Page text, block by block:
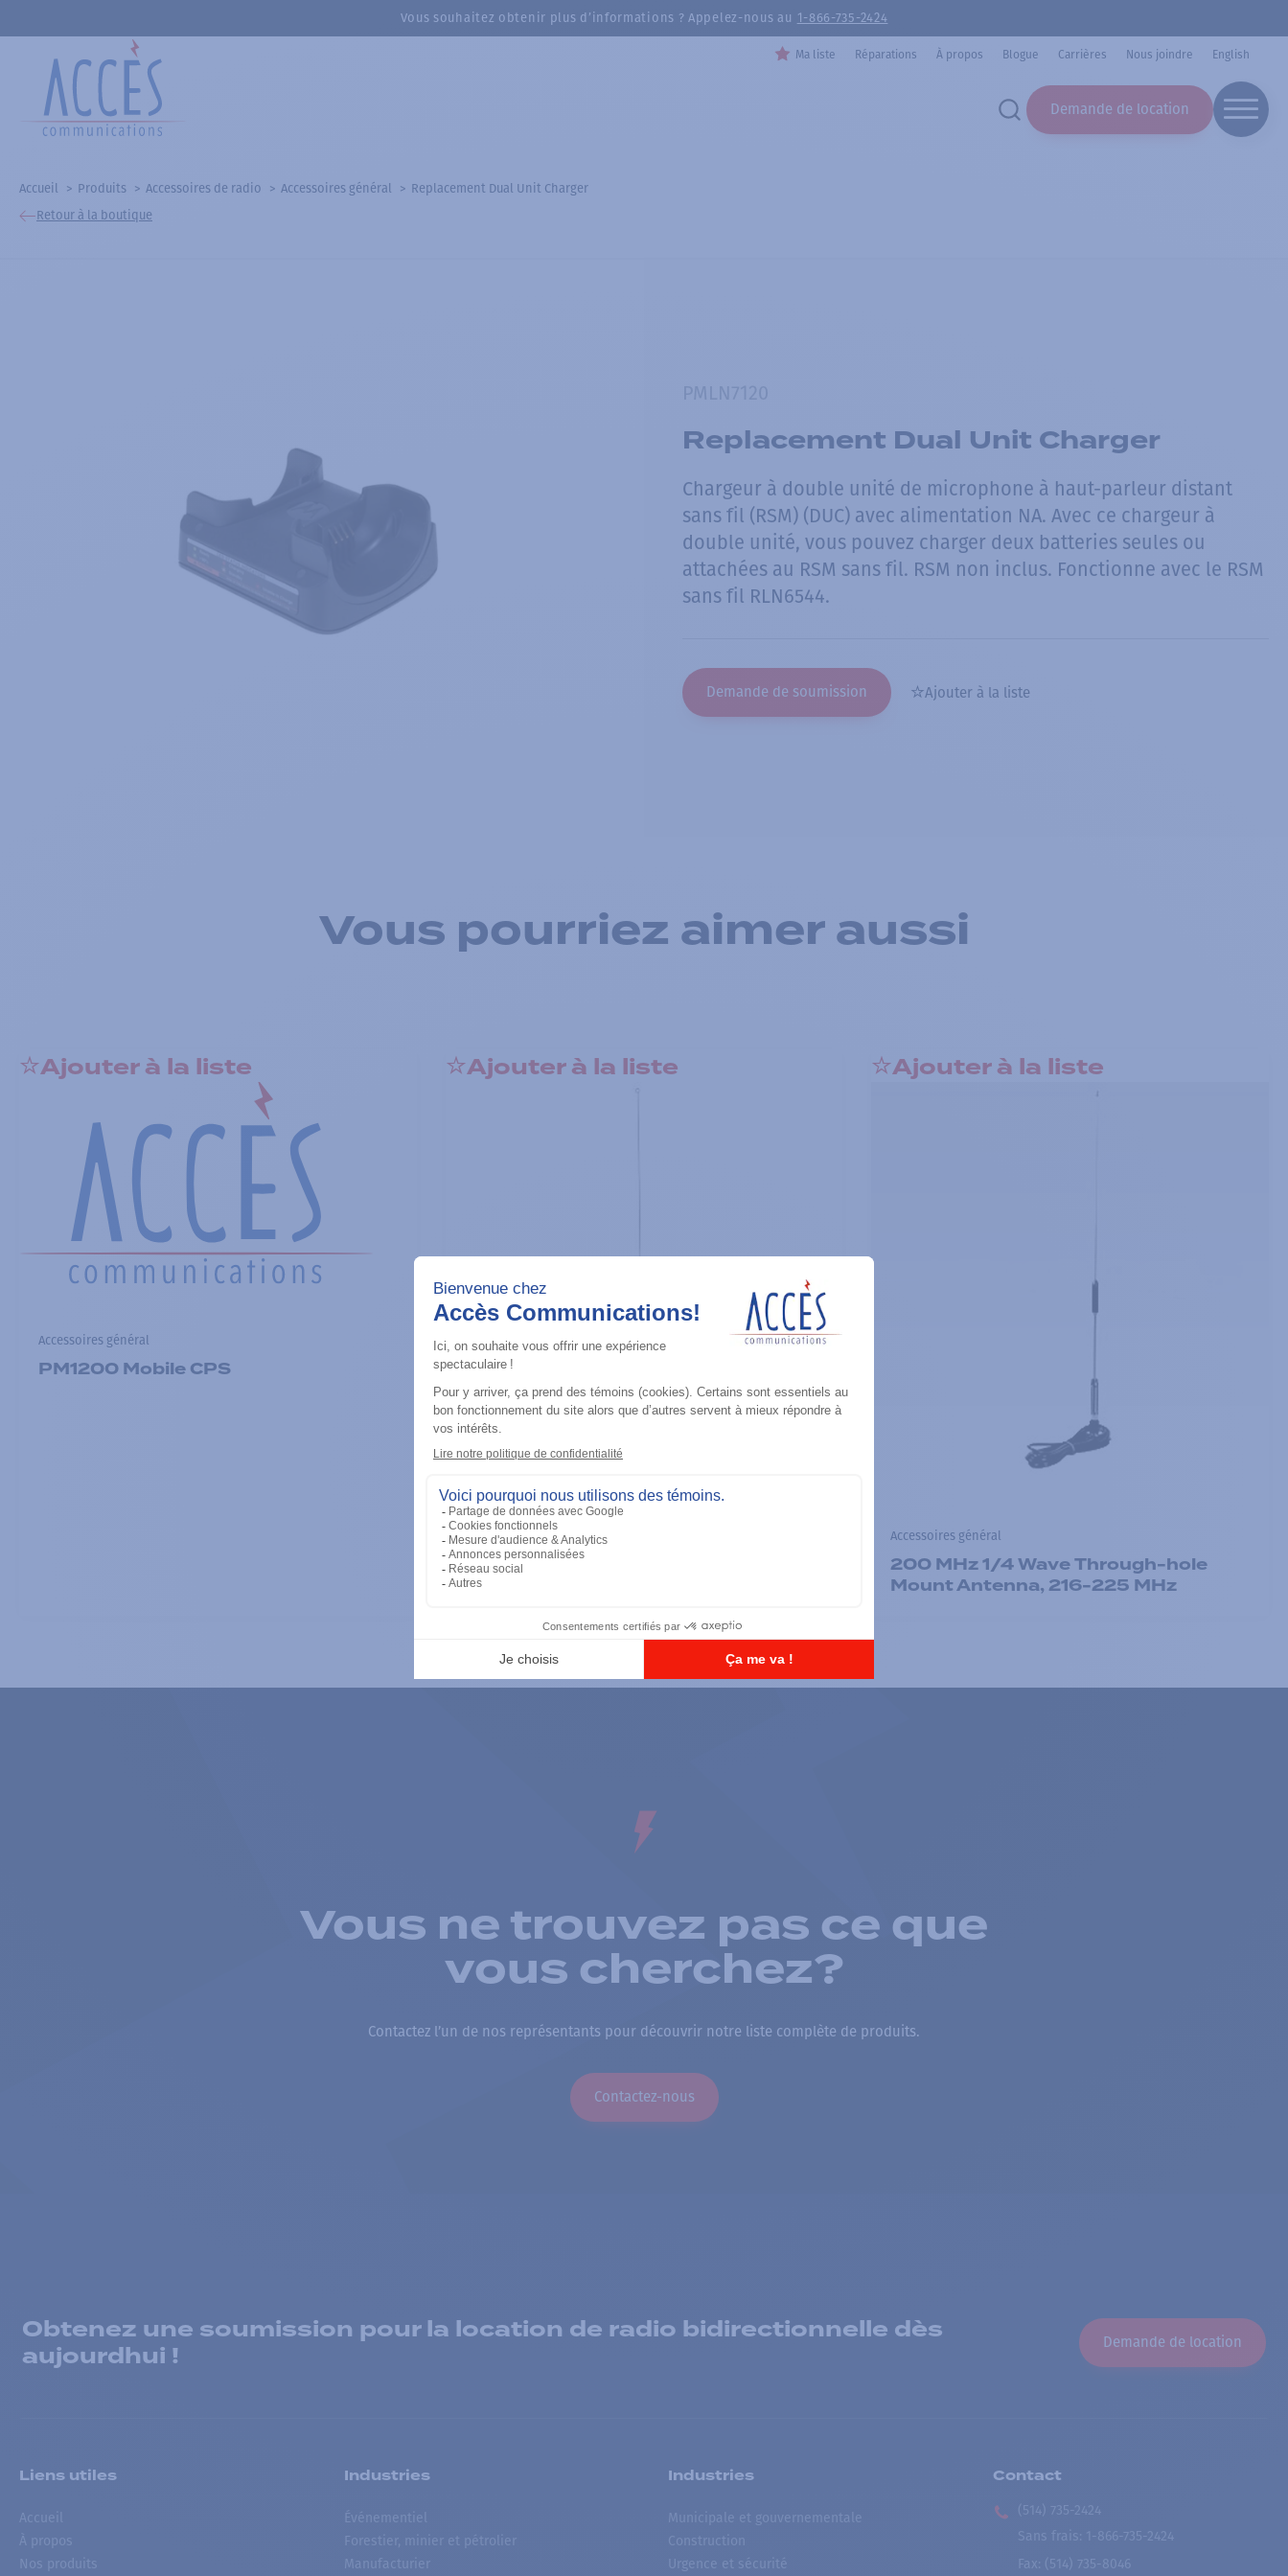
Vous souhaitez obtenir plus d’informations ? Appelez-nous au 1-866-735-2424
Ma liste Réparations À propos Blogue Carrières Nous joindre English
Demande de location
Accueil Produits Accessoires de radio Accessoires général
Replacement Dual Unit Charger
Retour à la boutique
Replacement Dual Unit Charger
Chargeur à double unité de microphone à haut-parleur distant
sans fil (RSM) (DUC) avec alimentation NA. Avec ce chargeur à
double unité, vous pouvez charger deux batteries seules ou
attachées au RSM sans fil. RSM non inclus. Fonctionne avec le RSM
sans fil RLN6544.
Demande de soumission Ajouter à la liste
Vous pourriez aimer aussi
Ajouter à la liste
Accessoires général
PM1200 Mobile CPS
Ajouter à la liste
Accessoires général
UHF 3.5dB Gain Through-hole Mount
Antenna, 470-494 MHz
Ajouter à la liste
Accessoires général
200 MHz 1/4 Wave Through-hole
Mount Antenna, 216-225 MHz
Vous ne trouvez pas ce que
vous cherchez?
Contactez l’un de nos représentants pour découvrir notre liste complète de produits.
Contactez-nous
Obtenez une soumission pour la location de radio bidirectionnelle dès
aujourdhui !
Demande de location
Liens utiles
Accueil
À propos
Nos produits
Industries
Événementiel
Forestier, minier et pétrolier
Manufacturier
Industries
Municipale et gouvernementale
Construction
Urgence et sécurité
Contact
(514) 735-2424
Sans frais
1-866-735-2424
Fax: (514) 735-8046